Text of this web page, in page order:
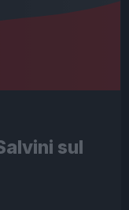
sul